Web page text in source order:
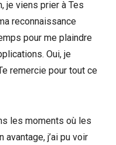
je viens prier à Tes
reconnaissance
pour me plaindre
Oui, je
remercie pour tout ce
les moments où les
avantage, j’ai pu voir